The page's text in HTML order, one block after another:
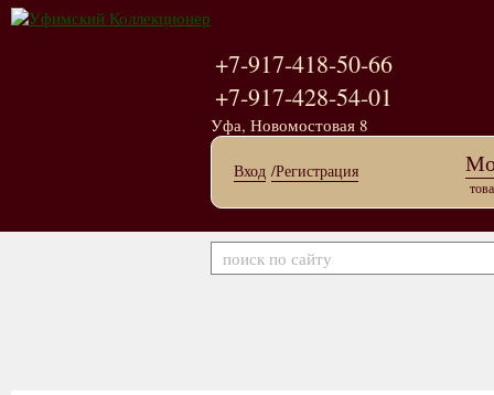
+7-917-418-50-66
+7-917-428-54-01
Уфа, Новомостовая 8
Вход /Регистрация